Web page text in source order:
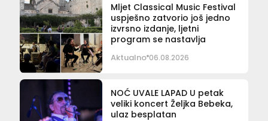
Mljet Classical Music Festival
uspješno zatvorio još jedno
izvrsno izdanje, ljetni
program se nastavlja
Aktualno 06.08.2026
NOĆ UVALE LAPAD U petak
veliki koncert Željka Bebeka,
ulaz besplatan